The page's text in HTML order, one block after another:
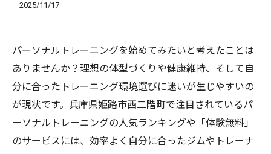
2025/11/17
パーソナルトレーニングを始めてみたいと考えたことは
ありませんか？理想の体型づくりや健康維持、そして自
分に合ったトレーニング環境選びに迷いが生じやすいの
が現状です。兵庫県姫路市西二階町で注目されているパ
ーソナルトレーニングの人気ランキングや「体験無料」
のサービスには、効率よく自分に合ったジムやトレーナ